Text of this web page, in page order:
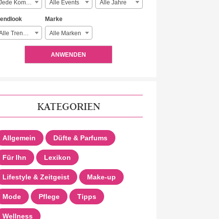
Jede Komplexität Alle Events Alle Jahre
Alle Trendlooks
Marke
Alle Marken
ANWENDEN
KATEGORIEN
Allgemein Düfte & Parfums
Für Ihn Lexikon
Lifestyle & Zeitgeist Make-up
Mode Pflege Tipps
Wellness